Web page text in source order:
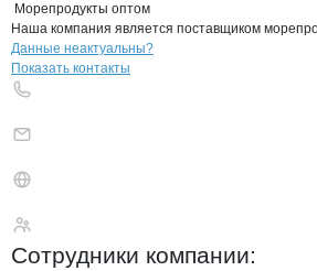
Морепродукты оптом
Наша компания является поставщиком
Контактыкомпании
+7(800)000-00-..
Данные неактуальны?
Показать контакты
Сотрудники компании: